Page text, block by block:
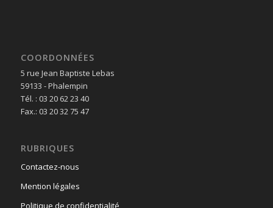
COORDONNÉES
5 rue Jean Baptiste Lebas
59133 - Phalempin
Tél. : 03 20 62 23 40
Fax.: 03 20 32 75 47
RUBRIQUES
Contactez-nous
Mention légales
Politique de confidentialité